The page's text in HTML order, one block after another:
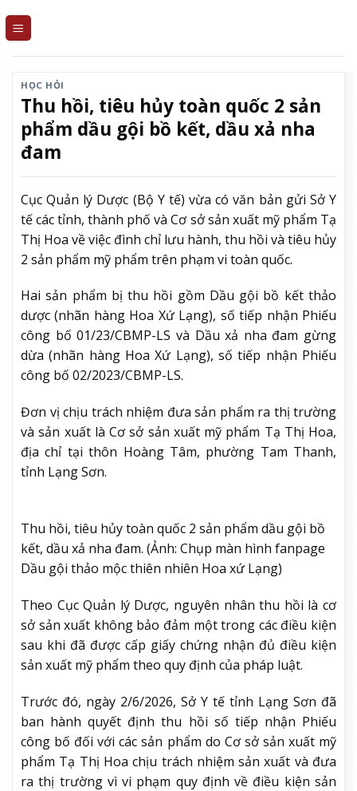
HỌC HỎI
Thu hồi, tiêu hủy toàn quốc 2 sản
phẩm dầu gội bồ kết, dầu xả nha
đam
Cục Quản lý Dược (Bộ Y tế) vừa có văn bản gửi Sở Y
tế các tỉnh, thành phố và Cơ sở sản xuất mỹ phẩm Tạ
Thị Hoa về việc đình chỉ lưu hành, thu hồi và tiêu hủy
2 sản phẩm mỹ phẩm trên phạm vi toàn quốc.
Hai sản phẩm bị thu hồi gồm Dầu gội bồ kết thảo
dược (nhãn hàng Hoa Xứ Lạng), số tiếp nhận Phiếu
công bố 01/23/CBMP-LS và Dầu xả nha đam gừng
dừa (nhãn hàng Hoa Xứ Lạng), số tiếp nhận Phiếu
công bố 02/2023/CBMP-LS.
Đơn vị chịu trách nhiệm đưa sản phẩm ra thị trường
và sản xuất là Cơ sở sản xuất mỹ phẩm Tạ Thị Hoa,
địa chỉ tại thôn Hoàng Tâm, phường Tam Thanh,
tỉnh Lạng Sơn.
Thu hồi, tiêu hủy toàn quốc 2 sản phẩm dầu gội bồ
kết, dầu xả nha đam. (Ảnh: Chụp màn hình fanpage
Dầu gội thảo mộc thiên nhiên Hoa xứ Lạng)
Theo Cục Quản lý Dược, nguyên nhân thu hồi là cơ
sở sản xuất không bảo đảm một trong các điều kiện
sau khi đã được cấp giấy chứng nhận đủ điều kiện
sản xuất mỹ phẩm theo quy định của pháp luật.
Trước đó, ngày 2/6/2026, Sở Y tế tỉnh Lạng Sơn đã
ban hành quyết định thu hồi số tiếp nhận Phiếu
công bố đối với các sản phẩm do Cơ sở sản xuất mỹ
phẩm Tạ Thị Hoa chịu trách nhiệm sản xuất và đưa
ra thị trường vì vi phạm quy định về điều kiện sản